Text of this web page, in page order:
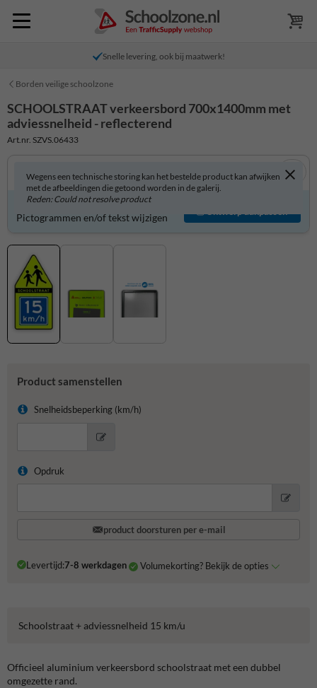
Snelle levering, ook bij maatwerk!
Borden veilige schoolzone
SCHOOLSTRAAT verkeersbord 700x1400mm met
adviessnelheid - reflecterend
Art.nr. SZVS.06433
Wegens een technische storing kan het bestelde product kan afwijken
met de afbeeldingen die getoond worden in de galerij.
Reden: Could not resolve product
Product zelf aanpassen?
Pictogrammen en/of tekst wijzigen
Ontwerp aanpassen
Product samenstellen
Snelheidsbeperking (km/h)
Opdruk
product doorsturen per e-mail
Levertijd:7-8 werkdagen Volumekorting? Bekijk de opties
Schoolstraat + adviessnelheid 15 km/u
Officieel aluminium verkeersbord schoolstraat met een dubbel
omgezette rand.